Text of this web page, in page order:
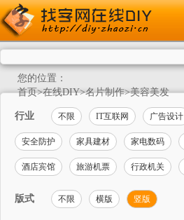
您的位置：
首页>在线DIY>名片制作>美容美发
行业 不限 IT互联网 广告设计
安全防护 家具建材 家电数码
酒店宾馆 旅游机票 行政机关
版式 不限 横版 竖版